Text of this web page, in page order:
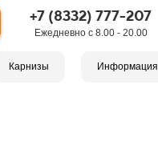
+7 (8332) 777-207
Ежедневно с 8.00 - 20.00
Карнизы Информация